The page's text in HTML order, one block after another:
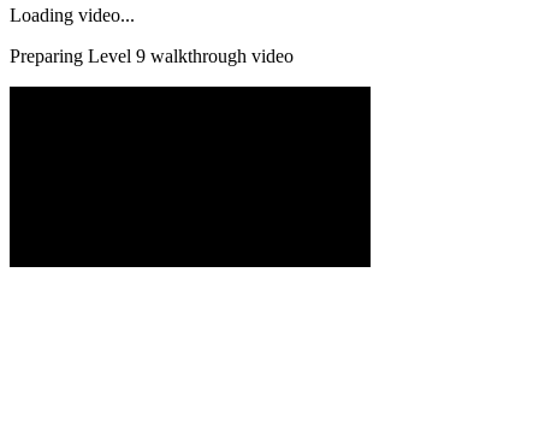
Loading video...
Preparing Level 9 walkthrough video